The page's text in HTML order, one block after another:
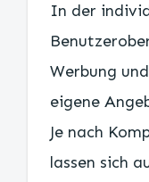
In der
Werbung
eigene
Je nach
lassen sich